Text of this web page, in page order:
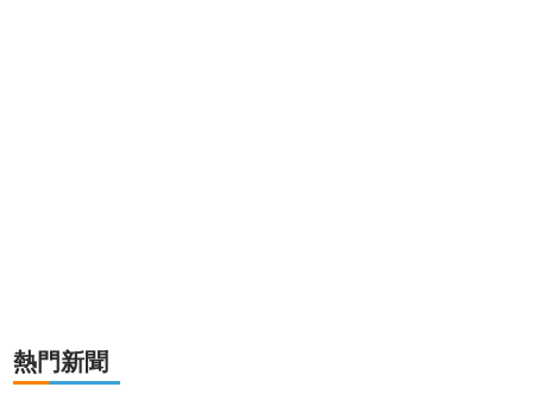
熱門新聞